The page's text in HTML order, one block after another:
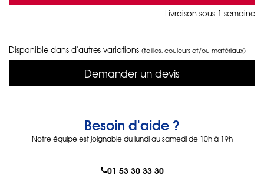
Livraison sous 1 semaine
Disponible dans d'autres variations (tailles, couleurs et/ou matériaux)
Demander un devis
Besoin d'aide ?
Notre équipe est joignable du lundi au samedi de 10h à 19h
01 53 30 33 30